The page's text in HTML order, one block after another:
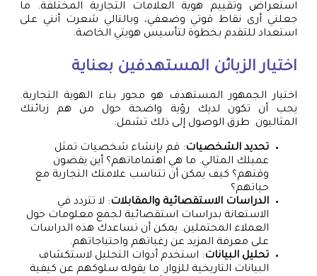
استعراض وتقييم هوية العلامات التجارية المختلفة. ما
جعلني أرى نقاط قوتي وضعفي، وبالتالي شعرت أنني على
استعداد للتقدم بخطوة لتأسيس هويتي الخاصة.
اختيار الزبائن المستهدفين بعناية
اختيار الجمهور المستهدف هو محور بناء الهوية التجارية.
يجب أن تكون لديك رؤية واضحة حول من هم زبائنك
المثاليون. طرق الوصول إلى ذلك تشمل:
تحديد الشخصيات: قم بإنشاء شخصيات تمثل
عميلك المثالي. ما هي اهتماماتهم؟ أين يقضون
وقتهم؟ كيف يمكن أن تتناسب علامتك التجارية مع
حياتهم؟
الدراسات الاستقصائية والمقابلات: لا تتردد في
الاستعانة بدراسات استقصائية لجمع معلومات حول
العملاء المحتملين. يمكن أن تساعدك هذه الدراسات
على معرفة المزيد عن رغباتهم واحتياجاتهم.
تحليل البيانات: استخدم أدوات التحليل لاستكشاف
البيانات التاريخية للزوار. ما يقوله سلوكهم عن كيفية